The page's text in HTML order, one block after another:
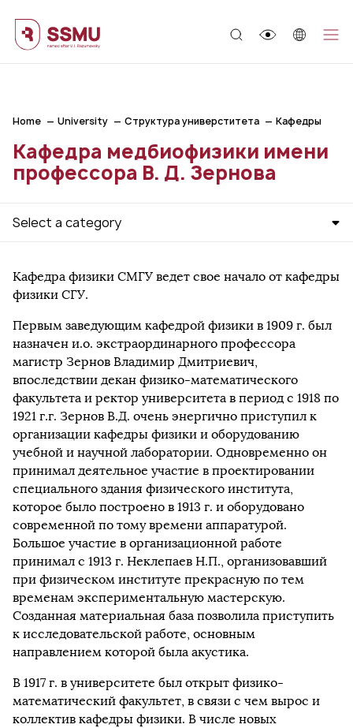
Home University Структура универститета Кафедры
Кафедра медбиофизики имени
профессора В. Д. Зернова
Select a category
Кафедра физики СМГУ ведет свое начало от кафедры
физики СГУ.
Первым заведующим кафедрой физики в 1909 г. был
назначен и.о. экстраординарного профессора
магистр Зернов Владимир Дмитриевич,
впоследствии декан физико-математического
факультета и ректор университета в период с 1918 по
1921 г.г. Зернов В.Д. очень энергично приступил к
организации кафедры физики и оборудованию
учебной и научной лаборатории. Одновременно он
принимал деятельное участие в проектировании
специального здания физического института,
которое было построено в 1913 г. и оборудовано
современной по тому времени аппаратурой.
Большое участие в организационной работе
принимал с 1913 г. Неклепаев Н.П., организовавший
при физическом институте прекрасную по тем
временам экспериментальную мастерскую.
Созданная материальная база позволила приступить
к исследовательской работе, основным
направлением которой была акустика.
В 1917 г. в университете был открыт физико-
математический факультет, в связи с чем вырос и
коллектив кафедры физики. В числе новых